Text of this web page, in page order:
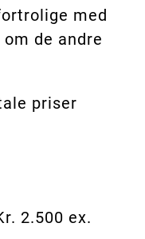
med
de andre
priser
2.500 ex.